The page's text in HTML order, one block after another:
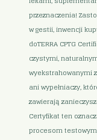
przeznaczenia!
w gestii, inwencji
doTERRA CPTG
czystymi,
wyekstrahowanymi
ani wypełniaczy,
zawierają
Certyfikat ten
procesom